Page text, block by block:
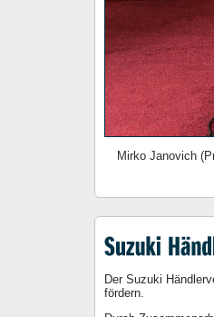
Mirko Janovich
Der Suzuki
fördern.